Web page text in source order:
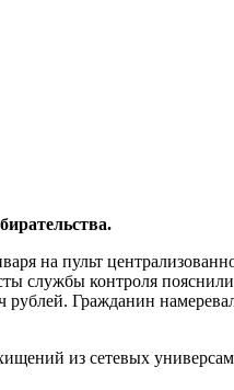
на пульт
службы контроля
Гражданин
из сетевых